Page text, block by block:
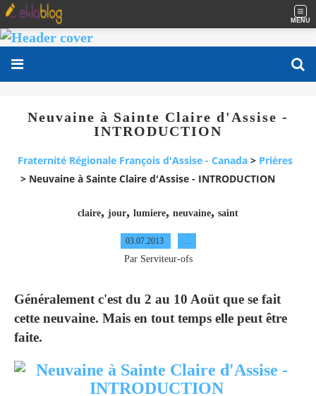
MENU
Neuvaine à Sainte Claire d'Assise -
INTRODUCTION
Fraternité Régionale François d'Assise - Canada > Prières
> Neuvaine à Sainte Claire d'Assise - INTRODUCTION
claire, jour, lumiere, neuvaine, saint
03.07.2013
Par Serviteur-ofs
Généralement c'est du 2 au 10 Aoüt que se fait
cette neuvaine. Mais en tout temps elle peut être
faite.